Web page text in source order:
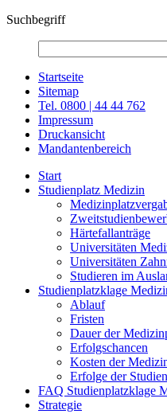
Suchbegriff
Startseite
Sitemap
Tel. 0800 | 44 44 762
Impressum
Druckansicht
Mandantenbereich
Start
Studienplatz Medizin
Härtefallanträge
Universitäten
Universitäten
Studieren im
Studienplatzklage
Ablauf
Fristen
Dauer der
Erfolgschancen
Kosten der
Erfolge der
FAQ Studienplatzklage
Strategie